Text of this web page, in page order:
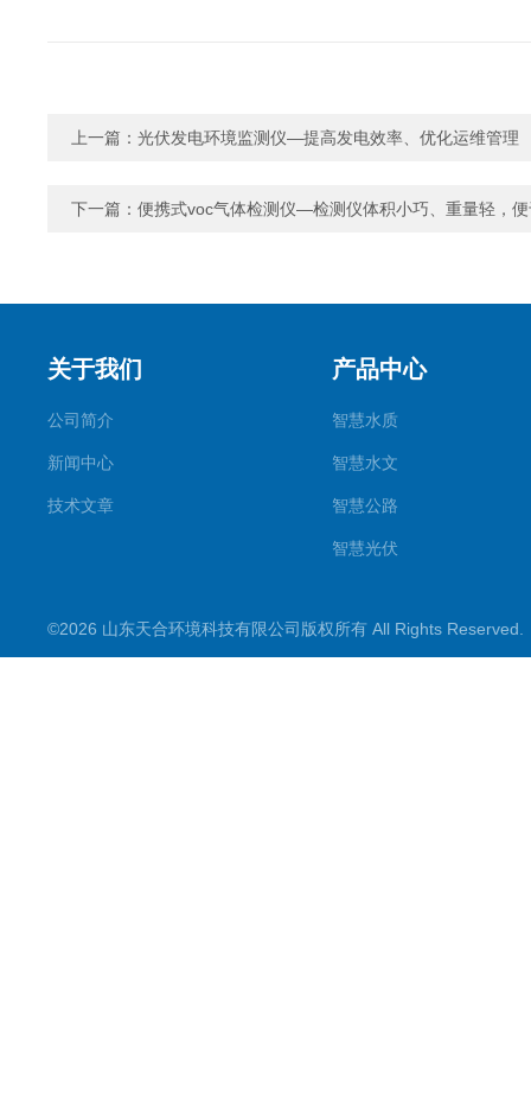
上一篇： 光伏发电环境监测仪—提高发电效率、优化运维管理
下一篇： 便携式voc气体检测仪—检测仪体积小巧、重量轻，
关于我们
公司简介
新闻中心
技术文章
产品中心
智慧水质
智慧水文
智慧公路
智慧光伏
智慧农业
©2026 山东天合环境科技有限公司版权所有 All Rights